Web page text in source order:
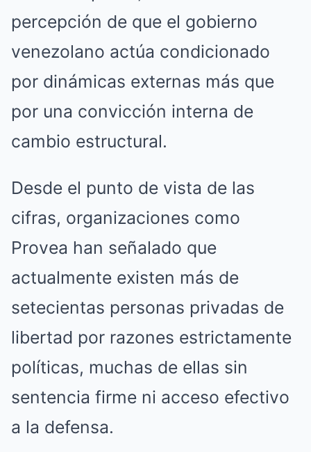
percepción de que el gobierno
venezolano actúa condicionado
por dinámicas externas más que
por una convicción interna de
cambio estructural.
Desde el punto de vista de las
cifras, organizaciones como
Provea han señalado que
actualmente existen más de
setecientas personas privadas de
libertad por razones estrictamente
políticas, muchas de ellas sin
sentencia firme ni acceso efectivo
a la defensa.